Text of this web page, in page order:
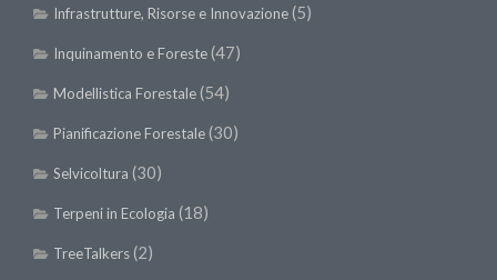
Infrastrutture, Risorse e Innovazione(5)
Inquinamento e Foreste(47)
Modellistica Forestale(54)
Pianificazione Forestale(30)
Selvicoltura (30)
Terpeni in Ecologia (18)
TreeTalkers(2)